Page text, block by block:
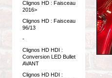
Clignos HD : Faisceau
2016>
Clignos HD : Faisceau
96/13
-
Clignos HD HDI :
Conversion LED Bullet
AVANT
Clignos HD HDI :